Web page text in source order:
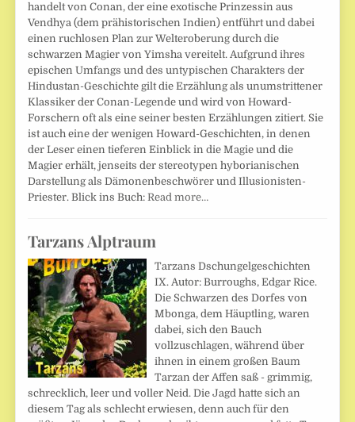
handelt von Conan, der eine exotische Prinzessin aus
Vendhya (dem prähistorischen Indien) entführt und dabei
einen ruchlosen Plan zur Welteroberung durch die
schwarzen Magier von Yimsha vereitelt. Aufgrund ihres
epischen Umfangs und des untypischen Charakters der
Hindustan-Geschichte gilt die Erzählung als unumstrittener
Klassiker der Conan-Legende und wird von Howard-
Forschern oft als eine seiner besten Erzählungen zitiert. Sie
ist auch eine der wenigen Howard-Geschichten, in denen
der Leser einen tieferen Einblick in die Magie und die
Magier erhält, jenseits der stereotypen hyborianischen
Darstellung als Dämonenbeschwörer und Illusionisten-
Priester. Blick ins Buch:Read more…
Tarzans Alptraum
Tarzans Dschungelgeschichten
IX. Autor: Burroughs, Edgar Rice.
Die Schwarzen des Dorfes von
Mbonga, dem Häuptling, waren
dabei, sich den Bauch
vollzuschlagen, während über
ihnen in einem großen Baum
Tarzan der Affen saß - grimmig,
schrecklich, leer und voller Neid. Die Jagd hatte sich an
diesem Tag als schlecht erwiesen, denn auch für den